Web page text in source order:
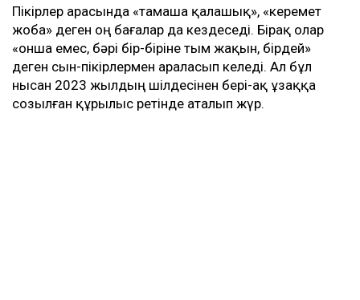
Пікірлер арасында «тамаша қалашық», «керемет
жоба» деген оң бағалар да кездеседі. Бірақ олар
«онша емес, бәрі бір-біріне тым жақын, бірдей»
деген сын-пікірлермен араласып келеді. Ал бұл
нысан 2023 жылдың шілдесінен бері-ақ ұзаққа
созылған құрылыс ретінде аталып жүр.